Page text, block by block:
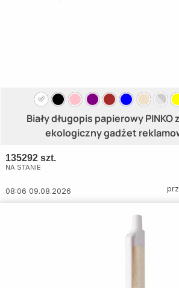
Biały długopis papierowy PINKO
ekologiczny gadżet
135292 szt.
NA STANIE
08:06 09.08.2026